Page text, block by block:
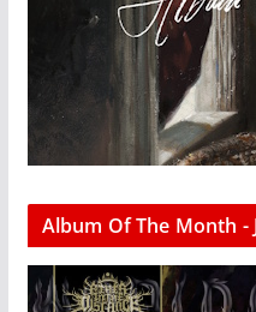
Album Of The Month -